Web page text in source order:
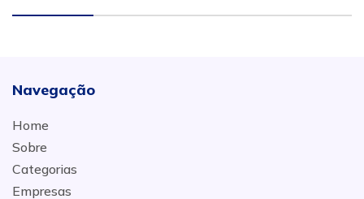
Navegação
Home
Sobre
Categorias
Empresas